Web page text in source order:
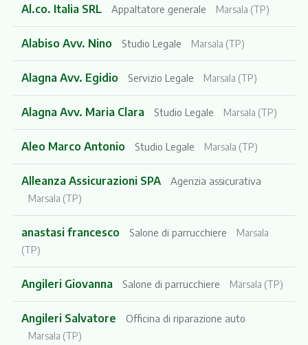
Al.co. Italia SRL Appaltatore generale Marsala (TP)
Alabiso Avv. Nino Studio Legale Marsala (TP)
Alagna Avv. Egidio Servizio Legale Marsala (TP)
Alagna Avv. Maria Clara Studio Legale Marsala (TP)
Aleo Marco Antonio Studio Legale Marsala (TP)
Alleanza Assicurazioni SPA Agenzia assicurativa
Marsala (TP)
anastasi francesco Salone di parrucchiere
Marsala
(TP)
Angileri Giovanna Salone di parrucchiere Marsala (TP)
Angileri Salvatore Officina di riparazione auto
Marsala (TP)